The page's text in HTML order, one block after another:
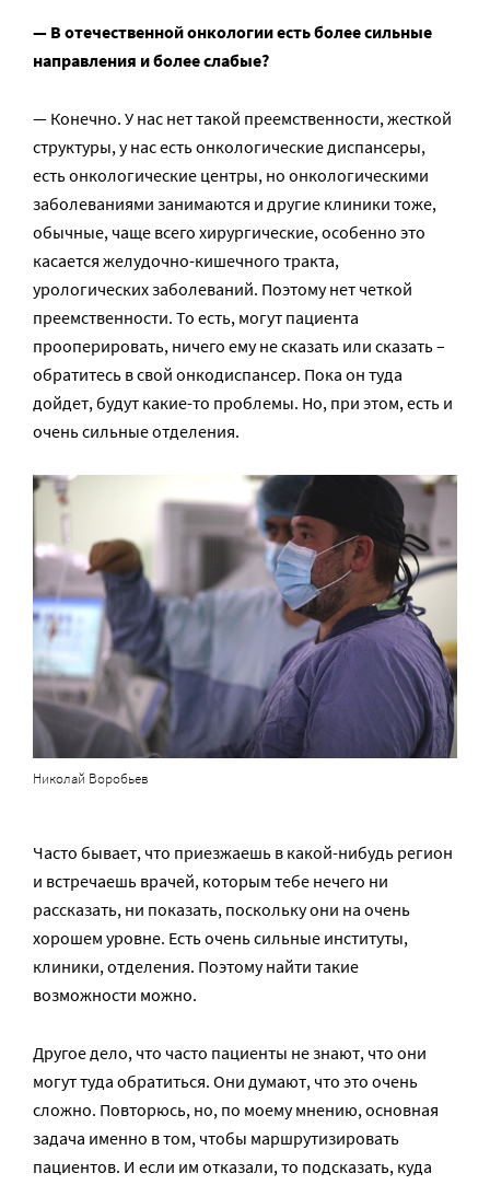
— В отечественной онкологии есть более сильные
направления и более слабые?
— Конечно. У нас нет такой преемственности, жесткой
структуры, у нас есть онкологические диспансеры,
есть онкологические центры, но онкологическими
заболеваниями занимаются и другие клиники тоже,
обычные, чаще всего хирургические, особенно это
касается желудочно-кишечного тракта,
урологических заболеваний. Поэтому нет четкой
преемственности. То есть, могут пациента
прооперировать, ничего ему не сказать или сказать –
обратитесь в свой онкодиспансер. Пока он туда
дойдет, будут какие-то проблемы. Но, при этом, есть и
очень сильные отделения.
Николай Воробьев
Часто бывает, что приезжаешь в какой-нибудь регион
и встречаешь врачей, которым тебе нечего ни
рассказать, ни показать, поскольку они на очень
хорошем уровне. Есть очень сильные институты,
клиники, отделения. Поэтому найти такие
возможности можно.
Другое дело, что часто пациенты не знают, что они
могут туда обратиться. Они думают, что это очень
сложно. Повторюсь, но, по моему мнению, основная
задача именно в том, чтобы маршрутизировать
пациентов. И если им отказали, то подсказать, куда